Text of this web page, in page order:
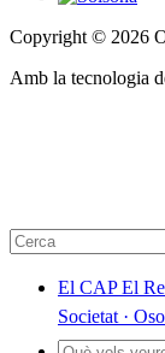
Copyright © 2026
Amb la tecnologia
El CAP El
Societat ·